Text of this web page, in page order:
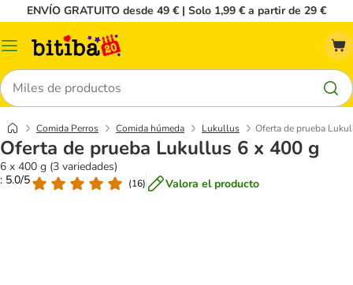
ENVÍO GRATUITO desde 49 € | Solo 1,99 € a partir de 29 €
Menú
Buscar
Comida Perros Comida húmeda Lukullus Oferta de prueba
Oferta de prueba Lukullus 6 x 400 g
6 x 400 g (3 variedades)
: 5.0/5
(16) Valora el producto